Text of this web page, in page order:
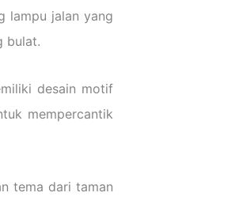
lampu jalan yang
bulat.
desain motif
mempercantik
tema dari taman